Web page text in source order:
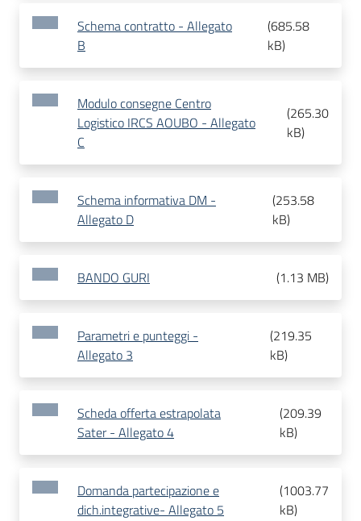
Schema contratto - Allegato
B
(685.58
kB)
Modulo consegne Centro
Logistico IRCS AOUBO - Allegato
C
(265.30
kB)
Schema informativa DM -
Allegato D
(253.58
kB)
BANDO GURI (1.13 MB)
Parametri e punteggi -
Allegato 3
(219.35
kB)
Scheda offerta estrapolata
Sater - Allegato 4
(209.39
kB)
Domanda partecipazione e
dich.integrative- Allegato 5
(1003.77
kB)